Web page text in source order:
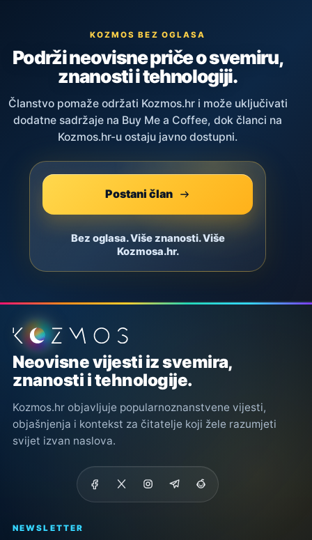
KOZMOS BEZ OGLASA
Podrži neovisne priče o svemiru,
znanosti i tehnologiji.
Članstvo pomaže održati Kozmos.hr i može uključivati
dodatne sadržaje na Buy Me a Coffee, dok članci na
Kozmos.hr-u ostaju javno dostupni.
Postani član
Bez oglasa. Više znanosti. Više
Kozmosa.hr.
Podnožje stranice
Neovisne vijesti iz svemira,
znanosti i tehnologije.
Kozmos.hr objavljuje popularnoznanstvene vijesti,
objašnjenja i kontekst za čitatelje koji žele razumjeti
svijet izvan naslova.
NEWSLETTER